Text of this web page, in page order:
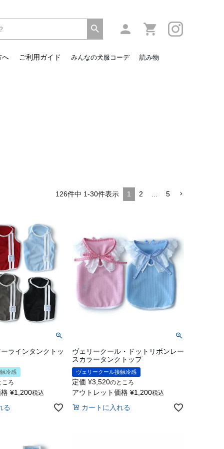
へ ご利用ガイド みんなの犬服コーデ 読み物
126件中 1-30件表示 1 2 5
ラインタンクトッ
冷感
ころ
¥1,200税込
る
ヴェリークール・ドットリボンレー
スカラータンクトップ
ヴェリークール接触冷感
定価 ¥3,520のところ
アウトレット価格 ¥1,200税込
カートに入れる